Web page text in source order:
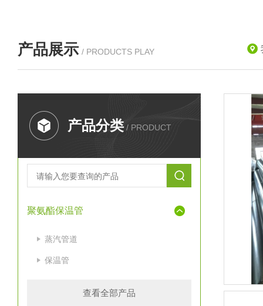
产品展示 / PRODUCTS PLAY
产品分类 / PRODUCT
聚氨酯保温管
蒸汽管道
保温管
查看全部产品